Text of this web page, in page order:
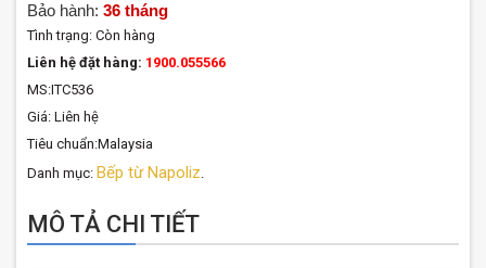
Bảo hành: 36 tháng
Tình trạng: Còn hàng
Liên hệ đặt hàng: 1900.055566
MS:ITC536
Giá: Liên hệ
Tiêu chuẩn:Malaysia
Danh mục: Bếp từ Napoliz.
MÔ TẢ CHI TIẾT